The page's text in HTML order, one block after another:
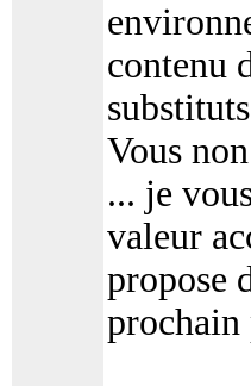
contenu
Vous
... je
valeur
propose
prochain